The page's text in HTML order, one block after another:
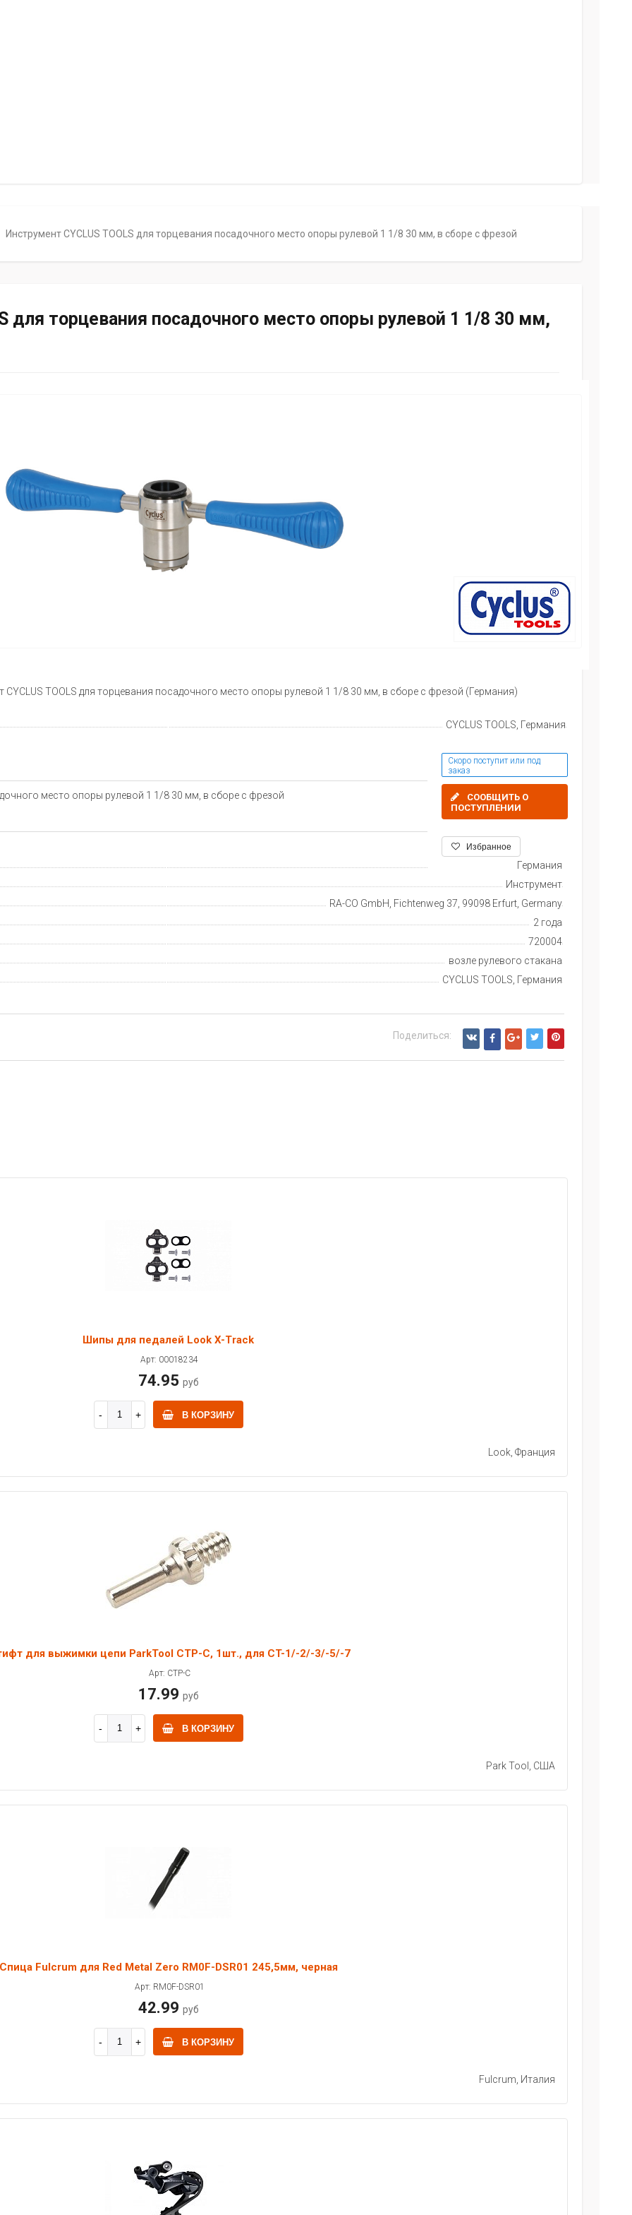
Инструмент CYCLUS TOOLS для торцевания посадочного место опоры рулевой 1 1/8 30 мм, в сборе с фрезой
для торцевания посадочного место опоры рулевой 1 1/8 30 мм,
CYCLUS TOOLS для торцевания посадочного место опоры рулевой 1 1/8 30 мм, в сборе с фрезой (Германия)
CYCLUS TOOLS, Германия
Скоро поступит или под
заказ
СООБЩИТЬ О
ПОСТУПЛЕНИИ
Избранное
место опоры рулевой 1 1/8 30 мм, в сборе с фрезой
Германия
Инструмент
RA-CO GmbH, Fichtenweg 37, 99098 Erfurt, Germany
2 года
720004
возле рулевого стакана
CYCLUS TOOLS, Германия
Поделиться:
Шипы для педалей Look X-Track
Арт: 00018234
74.95 руб
В КОРЗИНУ
Look, Франция
для выжимки цепи ParkTool CTP-C, 1шт., для CT-1/-2/-3/-5/-7
Арт: CTP-C
17.99 руб
В КОРЗИНУ
Park Tool, США
Спица Fulcrum для Red Metal Zero RM0F-DSR01 245,5мм, черная
Арт: RM0F-DSR01
42.99 руб
В КОРЗИНУ
Fulcrum, Италия